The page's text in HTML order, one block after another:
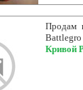
Продам
Кривой